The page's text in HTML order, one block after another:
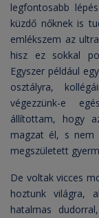
legfontosabb
küzdő nőknek is
emlékszem az
hisz ez sokkal
Egyszer például
osztályra,
végezzünk-e
állítottam, hogy
magzat él, s nem
megszületett
De voltak vicces
hoztunk világra,
hatalmas